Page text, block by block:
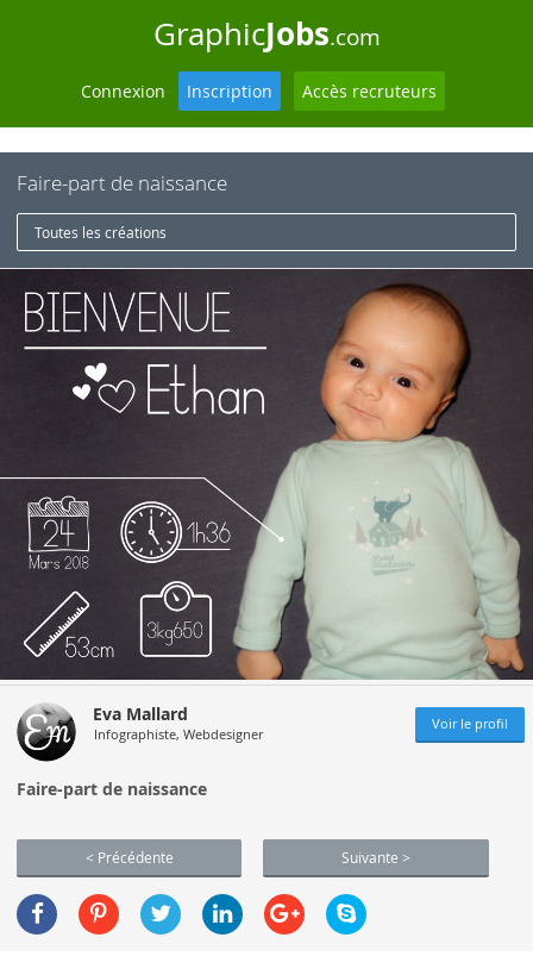
GraphicJobs.com
Connexion Inscription Accès recruteurs
Faire-part de naissance
Toutes les créations
Eva Mallard
Infographiste, Webdesigner
Voir le profil
Faire-part de naissance
< Précédente Suivante >